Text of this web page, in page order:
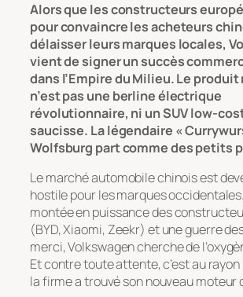
Alors que les constructeurs
pour convaincre les acheteurs
délaisser leurs marques locales,
vient de signer un succès
dans l’Empire du Milieu. Le produit
n’est pas une berline électrique
révolutionnaire, ni un SUV low-
saucisse. La légendaire «
Wolfsburg part comme des petits
Le marché automobile chinois est
hostile pour les marques
montée en puissance des
(BYD, Xiaomi, Zeekr) et une guerre
merci, Volkswagen cherche de
Et contre toute attente, c’est au
la firme a trouvé son nouveau moteur